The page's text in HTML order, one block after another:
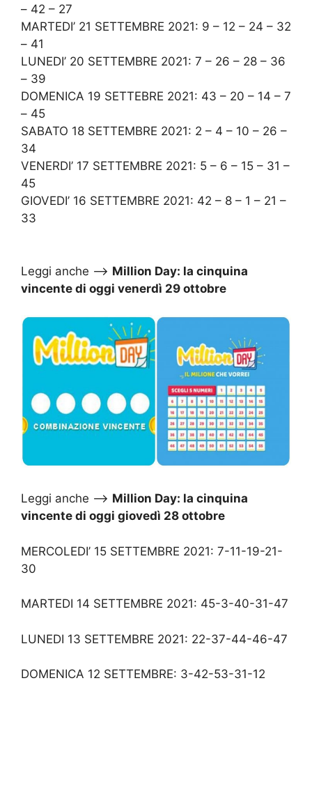
– 42 – 27
MARTEDI’ 21 SETTEMBRE 2021: 9 – 12 – 24 – 32
– 41
LUNEDI’ 20 SETTEMBRE 2021: 7 – 26 – 28 – 36
– 39
DOMENICA 19 SETTEBRE 2021: 43 – 20 – 14 – 7
– 45
SABATO 18 SETTEMBRE 2021: 2 – 4 – 10 – 26 –
34
VENERDI’ 17 SETTEMBRE 2021: 5 – 6 – 15 – 31 –
45
GIOVEDI’ 16 SETTEMBRE 2021: 42 – 8 – 1 – 21 –
33
Leggi anche –> Million Day: la cinquina
vincente di oggi venerdì 29 ottobre
Leggi anche –> Million Day: la cinquina
vincente di oggi giovedì 28 ottobre
MERCOLEDI’ 15 SETTEMBRE 2021: 7-11-19-21-
30
MARTEDI 14 SETTEMBRE 2021: 45-3-40-31-47
LUNEDI 13 SETTEMBRE 2021: 22-37-44-46-47
DOMENICA 12 SETTEMBRE: 3-42-53-31-12